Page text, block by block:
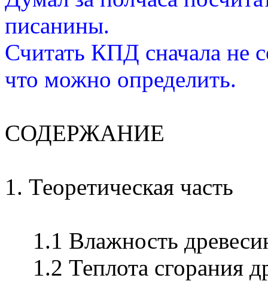
писанины.
Считать КПД сначала не
что можно определить.
СОДЕРЖАНИЕ
1. Теоретическая часть
1.1 Влажность
1.2 Теплота сгорания